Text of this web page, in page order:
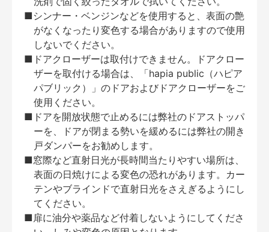
■シンナー・ベンジンなどを使用すると、表面の艶
がなくなったり変色する場合がありますので使用
しないでください。
■ドアクローザーは取付けできません。ドアクロー
ザーを取付ける場合は、「hapia public（ハピア
パブリック）」のドアおよびドアクローザーをご
使用ください。
■ドアを開放状態で止めるには弊社のドアストッパ
ーを、ドアが閉まる勢いを緩めるには弊社の開き
戸ダンパーをお勧めします。
■窓際など直射日光が長時間当たりやすい場所は、
表面の日焼けによる変色の恐れがあります。カー
テンやブラインドで直射日光をさえぎるようにし
てください。
■扉に油分や薬品など付着しないようにしてくださ